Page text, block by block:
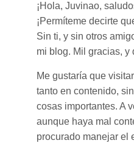
¡Hola, Juvinao,
¡Permíteme decirte
Sin ti, y sin otros
mi blog. Mil gracias, y
Me gustaría que
tanto en contenido,
cosas importantes. A
aunque haya mal
procurado manejar el